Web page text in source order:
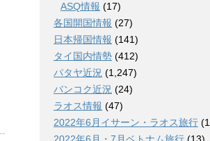
ASQ情報 (17)
各国開国情報 (27)
日本帰国情報 (141)
タイ国内情勢 (412)
パタヤ近況 (1,247)
バンコク近況 (24)
ラオス情報 (47)
2022年6月イサーン・ラオス旅行